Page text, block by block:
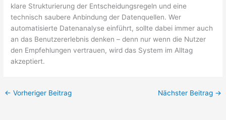
klare Strukturierung der Entscheidungsregeln und eine
technisch saubere Anbindung der Datenquellen. Wer
automatisierte Datenanalyse einführt, sollte dabei immer auch
an das Benutzererlebnis denken – denn nur wenn die Nutzer
den Empfehlungen vertrauen, wird das System im Alltag
akzeptiert.
← Vorheriger Beitrag Nächster Beitrag →